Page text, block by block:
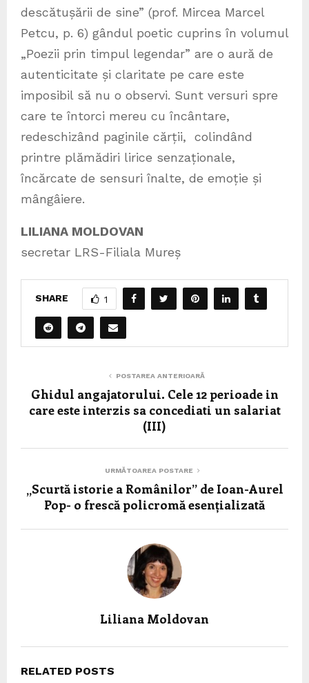
descătușării de sine” (prof. Mircea Marcel
Petcu, p. 6) gândul poetic cuprins în volumul
„Poezii prin timpul legendar” are o aură de
autenticitate și claritate pe care este
imposibil să nu o observi. Sunt versuri spre
care te întorci mereu cu încântare,
redeschizând paginile cărții, colindând
printre plămădiri lirice senzaționale,
încărcate de sensuri înalte, de emoție și
mângâiere.
LILIANA MOLDOVAN
secretar LRS-Filiala Mureș
SHARE 1
POSTAREA ANTERIOARĂ
Ghidul angajatorului. Cele 12 perioade in
care este interzis sa concediati un salariat
(III)
URMĂTOAREA POSTARE
„Scurtă istorie a Românilor” de Ioan-Aurel
Pop- o frescă policromă esențializată
Liliana Moldovan
RELATED POSTS